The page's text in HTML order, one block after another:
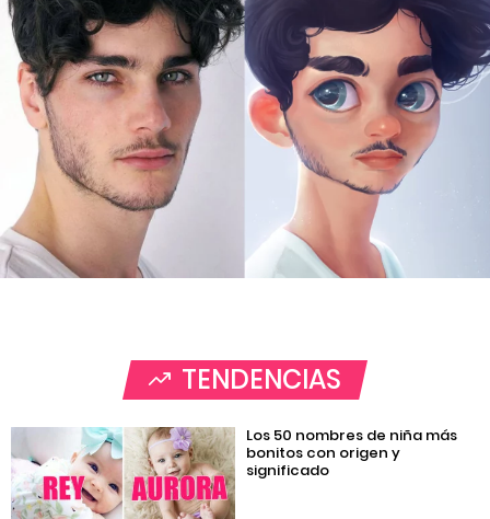
TENDENCIAS
Los 50 nombres de niña más
bonitos con origen y
significado